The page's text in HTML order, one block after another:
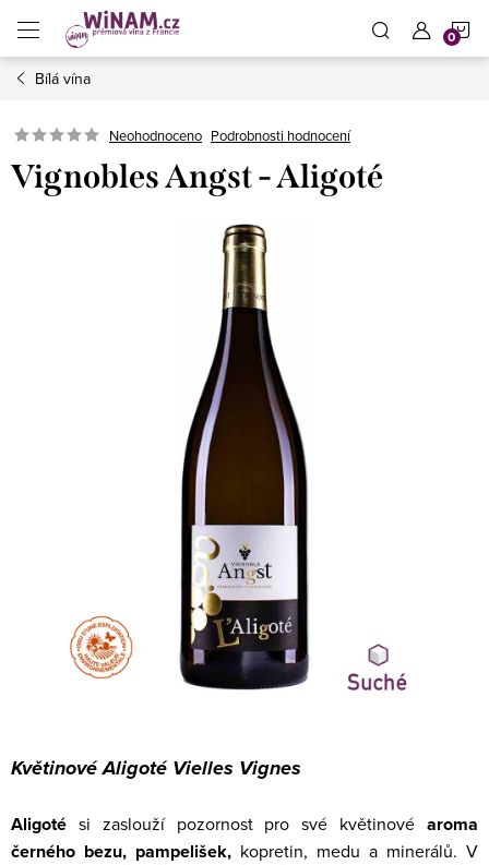
obsah
Bílá vína
Neohodnoceno Podrobnosti hodnocení
Vignobles Angst - Aligoté
Květinové Aligoté Vielles Vignes
Aligoté si zaslouží pozornost pro své květinové aroma
černého bezu, pampelišek, kopretin, medu a minerálů. V